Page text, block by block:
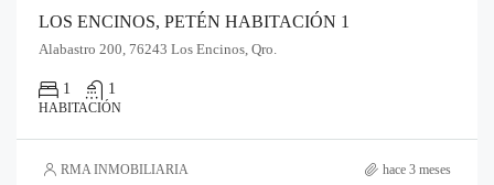
LOS ENCINOS, PETÉN HABITACIÓN 1
Alabastro 200, 76243 Los Encinos, Qro.
1 1
HABITACIÓN
RMA INMOBILIARIA hace 3 meses